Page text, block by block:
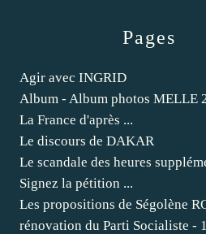
Pages
Agir avec INGRID
Album - Album photos MELLE
La France d'après ...
Le discours de DAKAR
Le scandale des heures
Signez la pétition ...
Les propositions de Ségolène
rénovation du Parti Socialiste -